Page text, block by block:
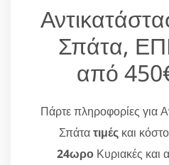
Σπάτα,
από
Πάρτε πληροφορίες για
Σπάτατιμέςκαι
24ωροΚυριακές και